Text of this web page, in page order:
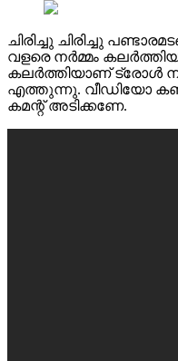
ചിരിച്ചു ചിരിച്ചു
വളരെ നര്‍മ്മം
കലര്‍ത്തിയാണ് ട്രോള്‍
എത്തുന്നു. വീഡിയോ
കമന്റ് അടിക്കണേ.